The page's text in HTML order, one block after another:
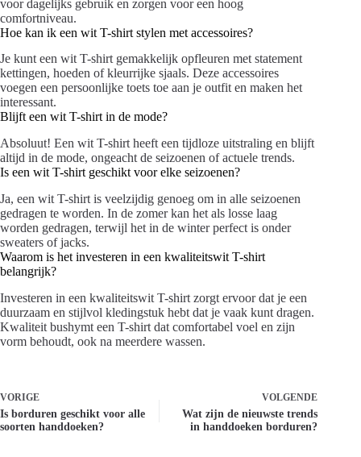
voor dagelijks gebruik en zorgen voor een hoog
comfortniveau.
Hoe kan ik een wit T-shirt stylen met accessoires?
Je kunt een wit T-shirt gemakkelijk opfleuren met statement
kettingen, hoeden of kleurrijke sjaals. Deze accessoires
voegen een persoonlijke toets toe aan je outfit en maken het
interessant.
Blijft een wit T-shirt in de mode?
Absoluut! Een wit T-shirt heeft een tijdloze uitstraling en blijft
altijd in de mode, ongeacht de seizoenen of actuele trends.
Is een wit T-shirt geschikt voor elke seizoenen?
Ja, een wit T-shirt is veelzijdig genoeg om in alle seizoenen
gedragen te worden. In de zomer kan het als losse laag
worden gedragen, terwijl het in de winter perfect is onder
sweaters of jacks.
Waarom is het investeren in een kwaliteitswit T-shirt
belangrijk?
Investeren in een kwaliteitswit T-shirt zorgt ervoor dat je een
duurzaam en stijlvol kledingstuk hebt dat je vaak kunt dragen.
Kwaliteit bushymt een T-shirt dat comfortabel voel en zijn
vorm behoudt, ook na meerdere wassen.
VORIGE
Is borduren geschikt voor alle
soorten handdoeken?
VOLGENDE
Wat zijn de nieuwste trends
in handdoeken borduren?